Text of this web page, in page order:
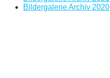
Bildergalerie Archiv 2020